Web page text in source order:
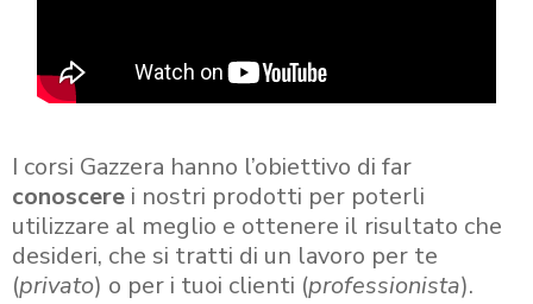
I corsi Gazzera hanno l’obiettivo di far
conoscere i nostri prodotti per poterli
utilizzare al meglio e ottenere il risultato che
desideri, che si tratti di un lavoro per te
(privato) o per i tuoi clienti (professionista).